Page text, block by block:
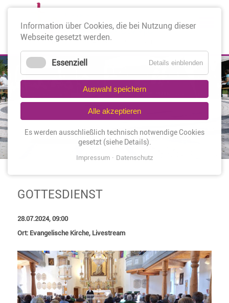
GOTTESDIENST
28.07.2024, 09:00
Ort: Evangelische Kirche, Livestream
Information über Cookies, die bei Nutzung dieser
Webseite gesetzt werden.
Essenziell Details einblenden
Auswahl speichern
Alle akzeptieren
Es werden ausschließlich technisch notwendige Cookies
gesetzt (siehe Details).
Impressum Datenschutz